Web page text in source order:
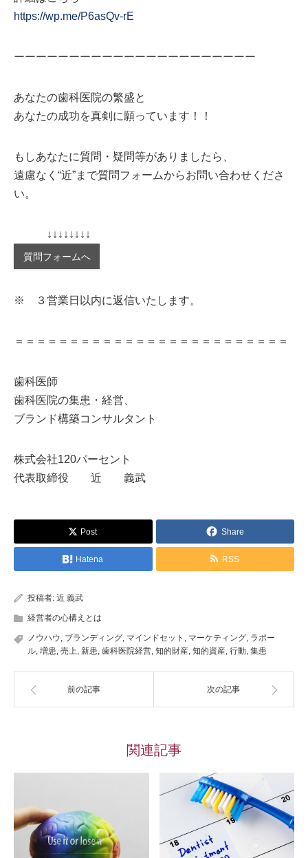
https://wp.me/P6asQv-rE
ーーーーーーーーーーーーーーーーーーーーーー
あなたの歯科医院の繁盛と
あなたの成功を真剣に願っています！！
もしあなたに質問・疑問等がありましたら、
遠慮なく“近”まで質問フォームからお問い合わせくださ
い。
↓↓↓↓↓↓↓↓
質問フォームへ
※ ３営業日以内に返信いたします。
＝＝＝＝＝＝＝＝＝＝＝＝＝＝＝＝＝＝＝＝＝＝＝＝＝
歯科医師
歯科医院の集患・経営、
ブランド構築コンサルタント
株式会社120パーセント
代表取締役 近 義武
Post Share
Hatena RSS
投稿者: 近 義武
経営者の心構えとは
ノウハウ ブランディング マインドセット マーケティング ラポー
ル 増患 売上 新患 歯科医院経営 知的財産 知的資産 行動 集患
前の記事 次の記事
関連記事